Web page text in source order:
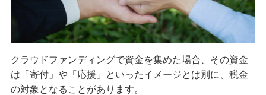
クラウドファンディングで資金を集めた場合、その資金
は「寄付」や「応援」といったイメージとは別に、税金
の対象となることがあります。